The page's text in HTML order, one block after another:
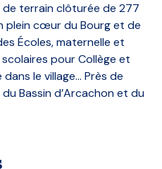
terrain clôturée de 277
plein cœur du Bourg et de
Écoles, maternelle et
pour Collège et
le village… Près de
Bassin d’Arcachon et du